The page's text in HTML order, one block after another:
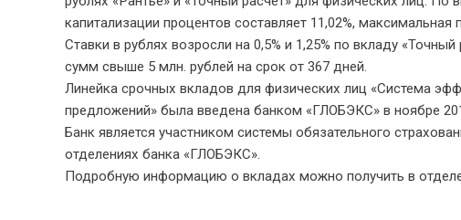
капитализации процентов составляет 11,02%,
Ставки в рублях возросли на 0,5% и 1,25% по вкладу
сумм свыше 5 млн. рублей на срок от 367 дней.
Линейка срочных вкладов для физических лиц «Система
предложений» была введена банком «ГЛОБЭКС» в ноябре
Банк является участником системы обязательного
отделениях банка «ГЛОБЭКС».
Подробную информацию о вкладах можно получить в